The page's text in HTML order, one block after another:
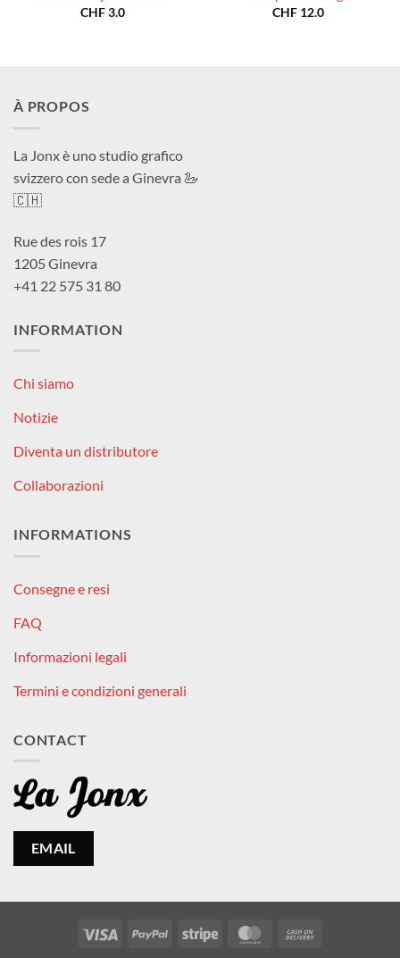
CHF3.0
CHF12.0
À PROPOS
La Jonx è uno studio grafico
svizzero con sede a Ginevra 🦢
🇨🇭
Rue des rois 17
1205 Ginevra
+41 22 575 31 80
INFORMATION
Chi siamo
Notizie
Diventa un distributore
Collaborazioni
INFORMATIONS
Consegne e resi
FAQ
Informazioni legali
Termini e condizioni generali
CONTACT
EMAIL
Visa PayPal Stripe MasterCard